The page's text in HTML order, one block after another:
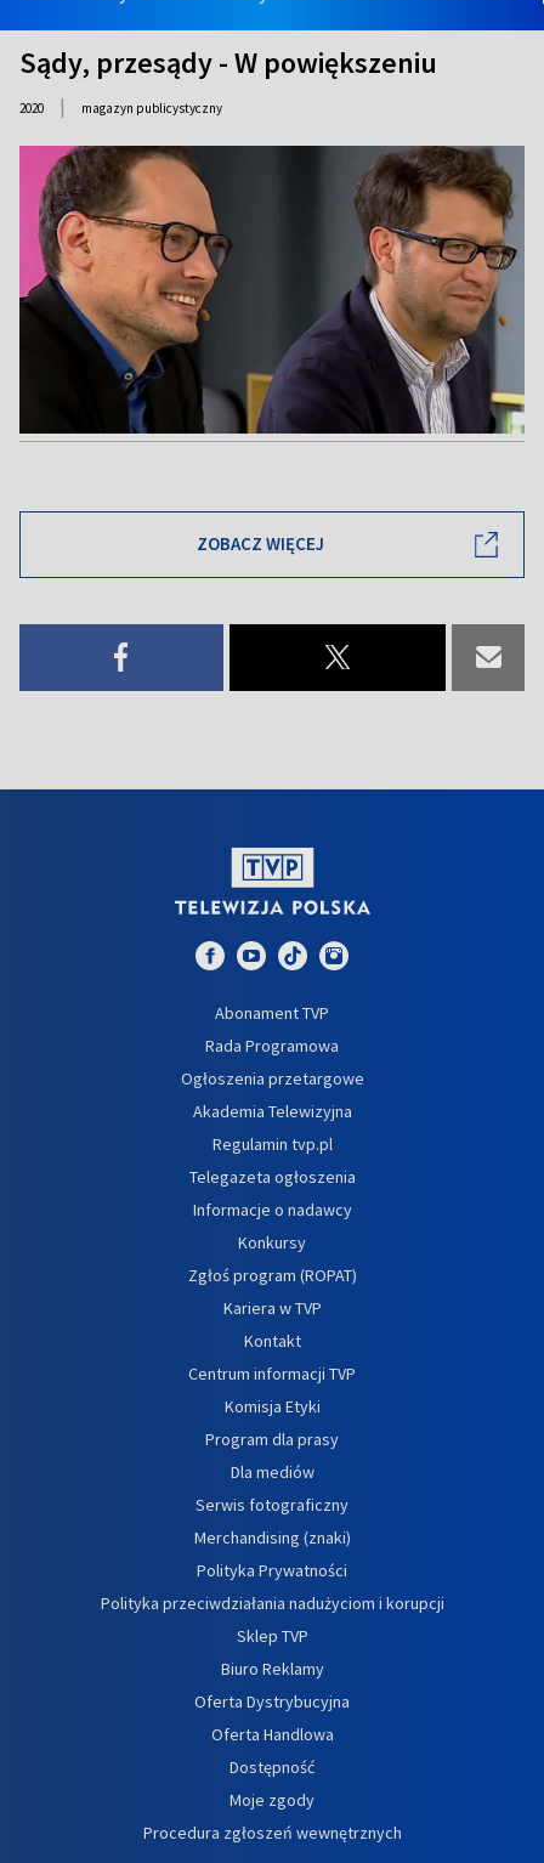
Sądy, przesądy - W powiększeniu
2020 | magazyn publicystyczny
ZOBACZ WIĘCEJ
Abonament TVP
Rada Programowa
Ogłoszenia przetargowe
Akademia Telewizyjna
Regulamin tvp.pl
Telegazeta ogłoszenia
Informacje o nadawcy
Konkursy
Zgłoś program (ROPAT)
Kariera w TVP
Kontakt
Centrum informacji TVP
Komisja Etyki
Program dla prasy
Dla mediów
Serwis fotograficzny
Merchandising (znaki)
Polityka Prywatności
Polityka przeciwdziałania nadużyciom i korupcji
Sklep TVP
Biuro Reklamy
Oferta Dystrybucyjna
Oferta Handlowa
Dostępność
Moje zgody
Procedura zgłoszeń wewnętrznych